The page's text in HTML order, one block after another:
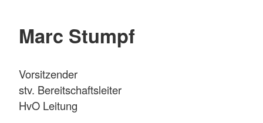
Marc Stumpf
Vorsitzender
stv. Bereitschaftsleiter
HvO Leitung